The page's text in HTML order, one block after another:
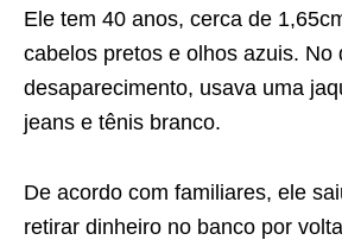
Ele tem 40 anos, cerca de
cabelos pretos e olhos azuis. No
desaparecimento, usava uma
jeans e tênis branco.
De acordo com familiares, ele
retirar dinheiro no banco por